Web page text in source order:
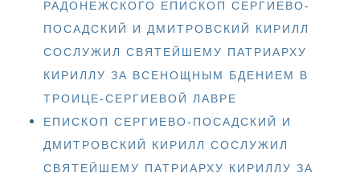
РАДОНЕЖСКОГО ЕПИСКОП СЕРГИЕВО-
ПОСАДСКИЙ И ДМИТРОВСКИЙ КИРИЛЛ
СОСЛУЖИЛ СВЯТЕЙШЕМУ ПАТРИАРХУ
КИРИЛЛУ ЗА ВСЕНОЩНЫМ БДЕНИЕМ В
ТРОИЦЕ-СЕРГИЕВОЙ ЛАВРЕ
ЕПИСКОП СЕРГИЕВО-ПОСАДСКИЙ И
ДМИТРОВСКИЙ КИРИЛЛ СОСЛУЖИЛ
СВЯТЕЙШЕМУ ПАТРИАРХУ КИРИЛЛУ ЗА